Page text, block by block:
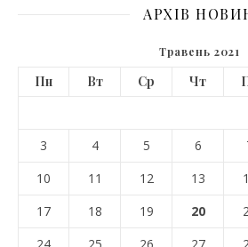
АРХІВ
Травень 2021
Пн Вт Ср Чт
3
4 5 6
10
11 12 13
17
18 19 20